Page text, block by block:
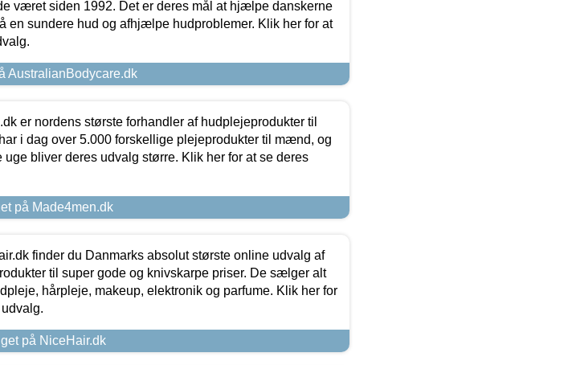
været siden 1992. Det er deres mål at hjælpe danskerne
en sundere hud og afhjælpe hudproblemer. Klik her for at
AustralianBodycare.dk
er nordens største forhandler af hudplejeprodukter til
i dag over 5.000 forskellige plejeprodukter til mænd, og
uge bliver deres udvalg større. Klik her for at se deres
på Made4men.dk
finder du Danmarks absolut største online udvalg af
til super gode og knivskarpe priser. De sælger alt
hårpleje, makeup, elektronik og parfume. Klik her for
på NiceHair.dk